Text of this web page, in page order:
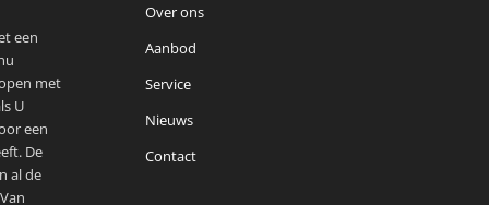
een
met
U
een
De
al de
Over ons
Aanbod
Service
Nieuws
Contact